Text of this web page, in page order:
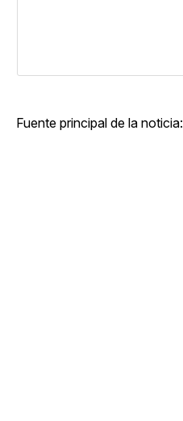
Fuente principal de la noticia: